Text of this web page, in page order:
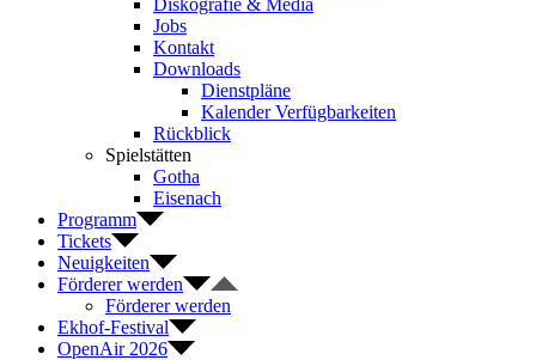
Diskografie & Media
Jobs
Kontakt
Downloads
Dienstpläne
Kalender Verfügbarkeiten
Rückblick
Spielstätten
Gotha
Eisenach
Programm
Tickets
Neuigkeiten
Förderer werden
Förderer werden
Ekhof-Festival
OpenAir 2026